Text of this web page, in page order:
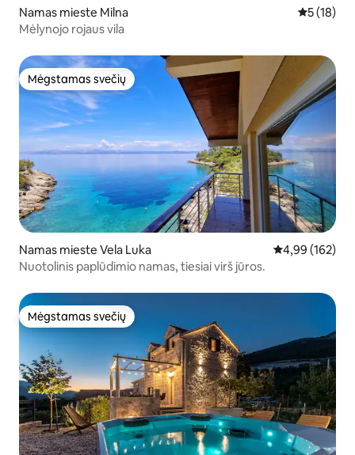
Namas mieste Milna Vidutinis
5 (18)
Mėlynojo rojaus vila
Mėgstamas svečių
Mėgstamas svečių
Namas mieste Vela Luka Vidutinis
4,99 (162)
Nuotolinis paplūdimio namas, tiesiai virš jūros.
Mėgstamas svečių
Mėgstamas svečių